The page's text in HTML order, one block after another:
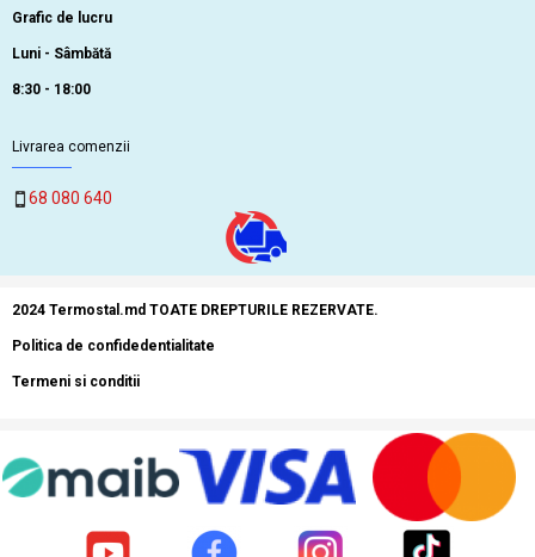
Grafic de lucru
Luni - Sâmbătă
8:30 - 18:00
Livrarea comenzii
68 080 640
2024 Termostal.md TOATE DREPTURILE REZERVATE.
Politica de confidedentialitate
Termeni si conditii